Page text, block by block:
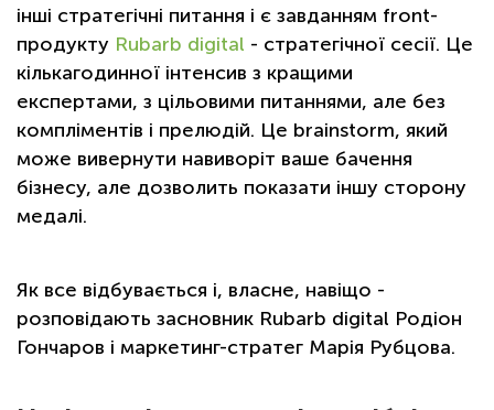
інші стратегічні питання і є завданням front-
продукту Rubarb digital - стратегічної сесії. Це
кількагодинної інтенсив з кращими
експертами, з цільовими питаннями, але без
компліментів і прелюдій. Це brainstorm, який
може вивернути навиворіт ваше бачення
бізнесу, але дозволить показати іншу сторону
медалі.
Як все відбувається і, власне, навіщо -
розповідають засновник Rubarb digital Родіон
Гончаров і маркетинг-стратег Марія Рубцова.